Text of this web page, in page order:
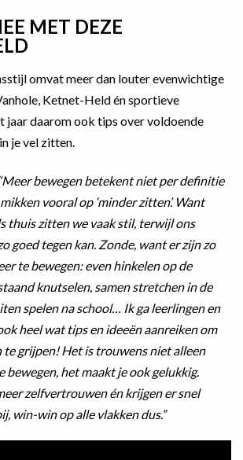
MET DEZE
omvat meer dan louter evenwichtige
Ketnet-Held én sportieve
jaar daarom ook tips over voldoende
je vel zitten.
bewegen betekent niet per definitie
mikken vooral op ‘minder zitten’. Want
thuis zitten we vaak stil, terwijl ons
goed tegen kan. Zonde, want er zijn zo
te bewegen: even hinkelen op de
knutselen, samen stretchen in de
spelen na school… Ik ga leerlingen en
heel wat tips en ideeën aanreiken om
te grijpen! Het is trouwens niet alleen
bewegen, het maakt je ook gelukkig.
zelfvertrouwen én krijgen er snel
win-win op alle vlakken dus.”